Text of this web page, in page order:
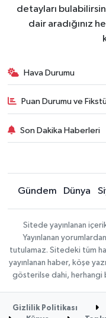
detayları
dair aradığınız
Hava Durumu
Puan Durumu ve
Son Dakika Haberleri
Gündem Dünya
Sitede yayınlanan
Yayınlanan
tutulamaz. Sitedeki tüm
yayınlanan haber, köşe
gösterilse dahi, herhangi
Gizlilik Politikası